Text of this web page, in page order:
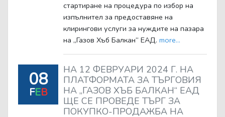
стартиране на процедура по избор на
изпълнител за предоставяне на
клирингови услуги за нуждите на пазара
на „Газов Хъб Балкан“ ЕАД. more...
08
FEB
НА 12 ФЕВРУАРИ 2024 Г. НА
ПЛАТФОРМАТА ЗА ТЪРГОВИЯ
НА „ГАЗОВ ХЪБ БАЛКАН“ ЕАД
ЩЕ СЕ ПРОВЕДЕ ТЪРГ ЗА
ПОКУПКО-ПРОДАЖБА НА